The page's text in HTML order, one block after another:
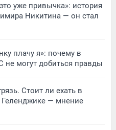
уже привычка»: история
Никитина — он стал
плачу я»: почему в
могут добиться правды
Стоит ли ехать в
— мнение